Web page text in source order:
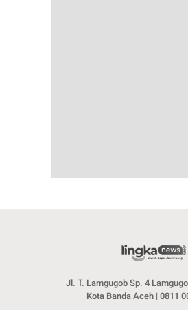
Jl. T. Lamgugob Sp. 4
Kota Banda Aceh | 0811